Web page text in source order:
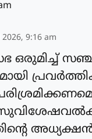
2026, 9:16 am
ഒരുമിച്ച്